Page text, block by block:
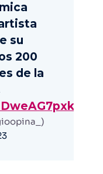
su
200
de la